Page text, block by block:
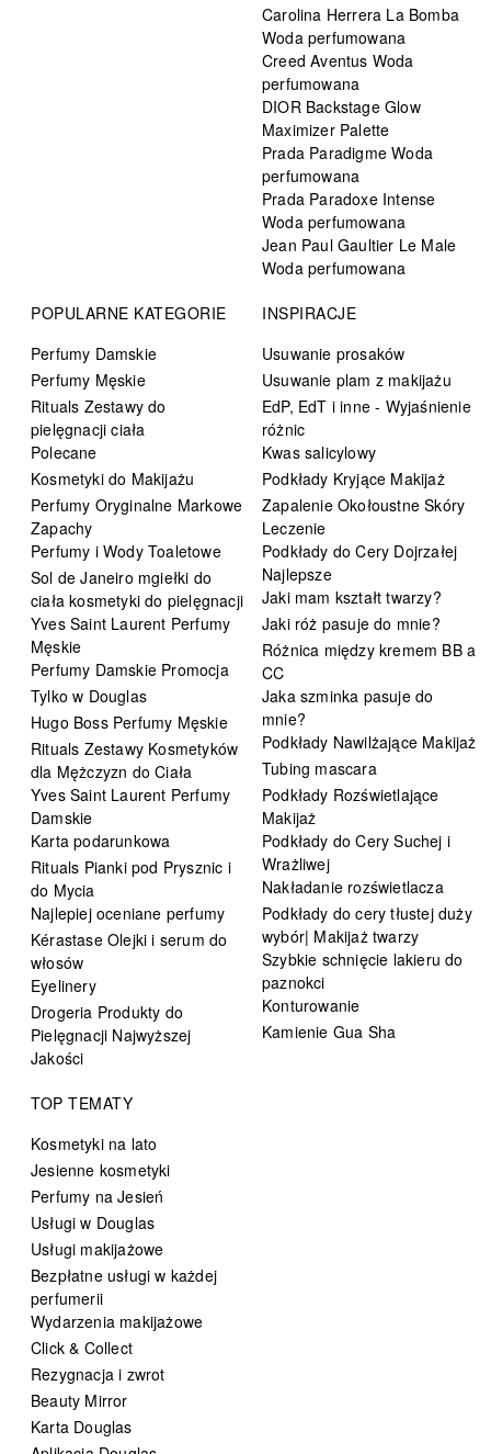
Carolina Herrera La Bomba
Woda perfumowana
Creed Aventus Woda
perfumowana
DIOR Backstage Glow
Maximizer Palette
Prada Paradigme Woda
perfumowana
Prada Paradoxe Intense
Woda perfumowana
Jean Paul Gaultier Le Male
Woda perfumowana
POPULARNE KATEGORIE
Perfumy Damskie
Perfumy Męskie
Rituals Zestawy do
pielęgnacji ciała
Polecane
Kosmetyki do Makijażu
Perfumy Oryginalne Markowe
Zapachy
Perfumy i Wody Toaletowe
Sol de Janeiro mgiełki do
ciała kosmetyki do pielęgnacji
Yves Saint Laurent Perfumy
Męskie
Perfumy Damskie Promocja
Tylko w Douglas
Hugo Boss Perfumy Męskie
Rituals Zestawy Kosmetyków
dla Mężczyzn do Ciała
Yves Saint Laurent Perfumy
Damskie
Karta podarunkowa
Rituals Pianki pod Prysznic i
do Mycia
Najlepiej oceniane perfumy
Kérastase Olejki i serum do
włosów
Eyelinery
Drogeria Produkty do
Pielęgnacji Najwyższej
Jakości
INSPIRACJE
Usuwanie prosaków
Usuwanie plam z makijażu
EdP, EdT i inne - Wyjaśnienie
różnic
Kwas salicylowy
Podkłady Kryjące Makijaż
Zapalenie Okołoustne Skóry
Leczenie
Podkłady do Cery Dojrzałej
Najlepsze
Jaki mam kształt twarzy?
Jaki róż pasuje do mnie?
Różnica między kremem BB a
CC
Jaka szminka pasuje do
mnie?
Podkłady Nawilżające Makijaż
Tubing mascara
Podkłady Rozświetlające
Makijaż
Podkłady do Cery Suchej i
Wrażliwej
Nakładanie rozświetlacza
Podkłady do cery tłustej duży
wybór| Makijaż twarzy
Szybkie schnięcie lakieru do
paznokci
Konturowanie
Kamienie Gua Sha
TOP TEMATY
Kosmetyki na lato
Jesienne kosmetyki
Perfumy na Jesień
Usługi w Douglas
Usługi makijażowe
Bezpłatne usługi w każdej
perfumerii
Wydarzenia makijażowe
Click & Collect
Rezygnacja i zwrot
Beauty Mirror
Karta Douglas